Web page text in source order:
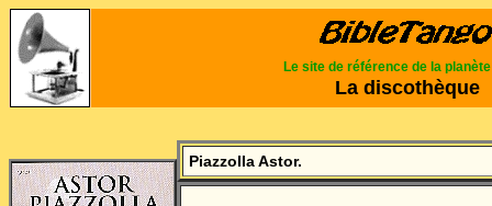
Le site de référence de la planète
La discothèque
Piazzolla Astor.